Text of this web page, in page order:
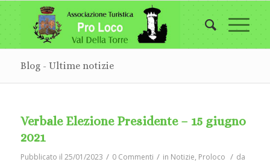
Blog - Ultime notizie
Verbale Elezione Presidente – 15 giugno
2021
Pubblicato il 25/01/2023 / 0 Commenti / in Notizie, Proloco / da